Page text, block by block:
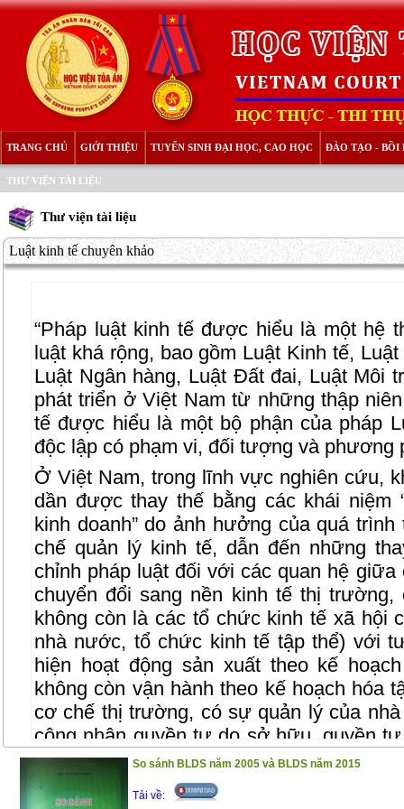
TRANG CHỦ GIỚI THIỆU TUYỂN SINH ĐẠI HỌC, CAO HỌC ĐÀO TẠO - BỒI
THƯ VIỆN TÀI LIỆU
Thư viện tài liệu
Luật kinh tế chuyên khảo
“Pháp luật kinh tế được hiểu là một hệ
luật khá rộng, bao gồm Luật Kinh tế,
Luật Ngân hàng, Luật Đất đai, Luật Môi
phát triển ở Việt Nam từ những thập
tế được hiểu là một bộ phận của pháp
độc lập có phạm vi, đối tượng và phương
Ở Việt Nam, trong lĩnh vực nghiên cứu,
dần được thay thế bằng các khái niệm
kinh doanh” do ảnh hưởng của quá
chế quản lý kinh tế, dẫn đến những
chỉnh pháp luật đối với các quan hệ
chuyển đổi sang nền kinh tế thị
không còn là các tổ chức kinh tế xã hội
nhà nước, tổ chức kinh tế tập thể) với
hiện hoạt động sản xuất theo kế
không còn vận hành theo kế hoạch hóa
cơ chế thị trường, có sự quản lý của
công nhận quyền tự do sở hữu, quyền
chịu nhiều tác động tất yếu của quá
Những thay đổi này dẫn đến yêu cầu
So sánh BLDS năm 2005 và BLDS năm 2015
Tải về: